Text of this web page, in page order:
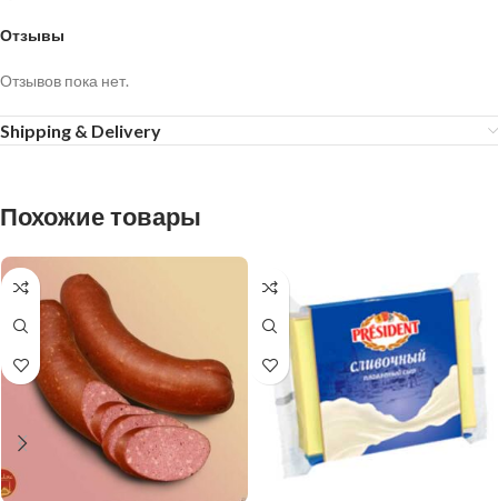
Отзывы
Отзывов пока нет.
Shipping & Delivery
Похожие товары